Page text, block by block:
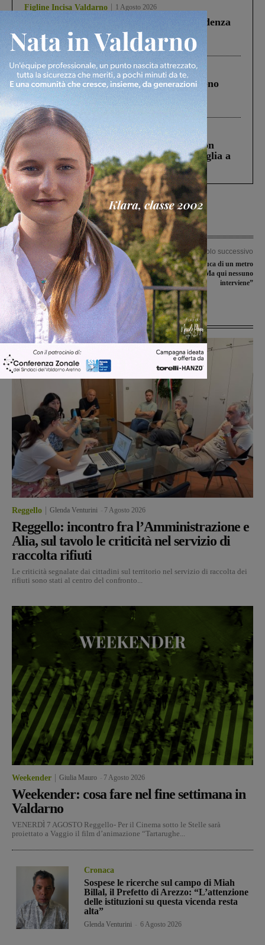
Figline Incisa Valdarno 1 Agosto 2026
Piscina di Figline finanziata oltre la scadenza
Pnrr, il gruppo di Fratelli d’Italia: “Un
ringraziamento al Governo”
Cronaca 4 Agosto 2026
Un anno fa la strage in A1 in cui morirono
Gianni, Giulia e Franco. Lo schianto, il
processo, lo stop ai sorpassi fra tir....
Cronaca 3 Agosto 2026
Scomparso da una struttura di Castiglion
Fiorentino l’uomo che aveva ucciso la figlia a
Levane nel 2020
Articolo precedente
Progetto Comenius: per l’istituto
Masaccio, “Un’esperienza
straordinaria”
Articolo successivo
Da ottobre con una buca di un metro
a due passi da casa: “Ma qui nessuno
interviene”
Ultime Notizie
Reggello Glenda Venturini 7 Agosto 2026
Reggello: incontro fra l’Amministrazione e
Alia, sul tavolo le criticità nel servizio di
raccolta rifiuti
Le criticità segnalate dai cittadini sul territorio nel servizio di raccolta dei
rifiuti sono stati al centro del confronto...
Weekender Giulia Mauro 7 Agosto 2026
Weekender: cosa fare nel fine settimana in
Valdarno
VENERDÌ 7 AGOSTO Reggello- Per il Cinema sotto le Stelle sarà
proiettato a Vaggio il film d’animazione “Tartarughe...
Cronaca
Sospese le ricerche sul campo di Miah
Billal, il Prefetto di Arezzo: “L’attenzione
delle istituzioni su questa vicenda resta
alta”
Glenda Venturini 6 Agosto 2026